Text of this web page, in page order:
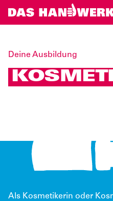
Deine Ausbildung
Als Kosmetikerin oder